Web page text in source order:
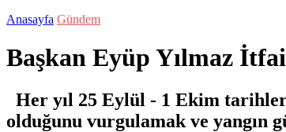
Anasayfa Gündem
Başkan Eyüp Yılmaz
Her yıl 25 Eylül - 1 Ekim
olduğunu vurgulamak ve yangın